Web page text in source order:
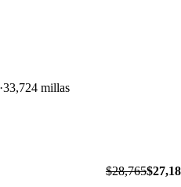
33,724 millas
$28,765